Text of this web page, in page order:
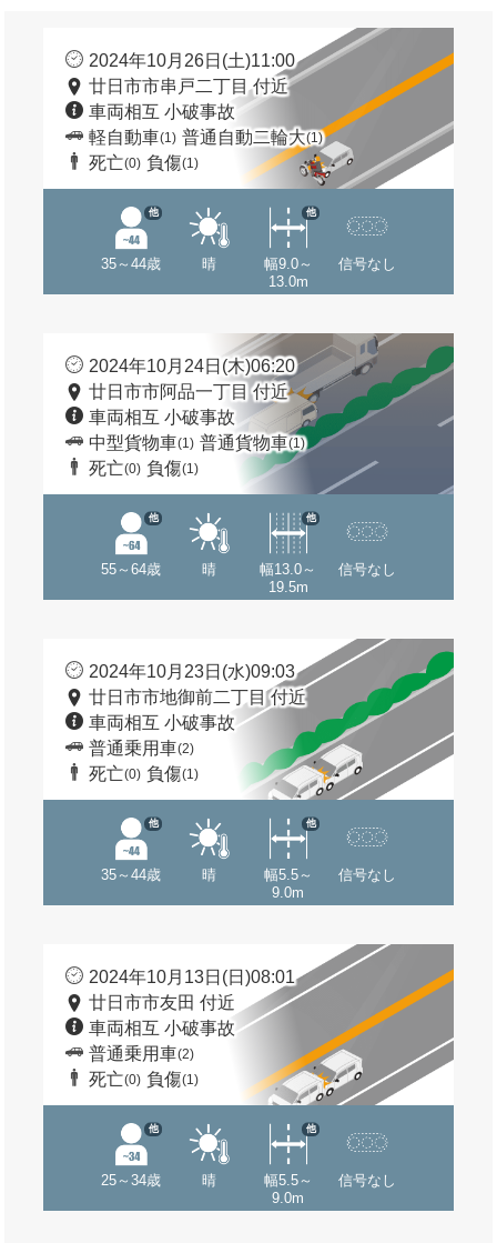
2024年10月26日(土)11:00
廿日市市串戸二丁目 付近
車両相互 小破事故
軽自動車(1) 普通自動二輪大(1)
死亡(0) 負傷(1)
35～44歳
他
晴
幅9.0～
13.0m
他
信号なし
2024年10月24日(木)06:20
廿日市市阿品一丁目 付近
車両相互 小破事故
中型貨物車(1) 普通貨物車(1)
死亡(0) 負傷(1)
55～64歳
他
晴
幅13.0～
19.5m
他
信号なし
2024年10月23日(水)09:03
廿日市市地御前二丁目 付近
車両相互 小破事故
普通乗用車(2)
死亡(0) 負傷(1)
35～44歳
他
晴
幅5.5～
9.0m
他
信号なし
2024年10月13日(日)08:01
廿日市市友田 付近
車両相互 小破事故
普通乗用車(2)
死亡(0) 負傷(1)
25～34歳
他
晴
幅5.5～
9.0m
他
信号なし